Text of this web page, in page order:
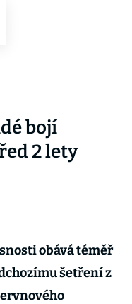
bojí
2 lety
obává téměř
šetření z